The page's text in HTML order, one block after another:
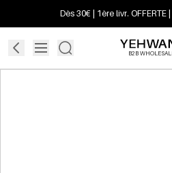
Dès 30€ | 1ère livr. OFFERTE
B2B